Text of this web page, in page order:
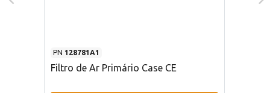
PN 128781A1
Filtro de Ar Primário Case CE